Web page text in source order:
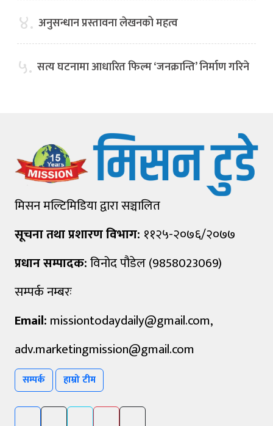
४. अनुसन्धान प्रस्तावना लेखनको महत्व
५. सत्य घटनामा आधारित फिल्म ‘जनक्रान्ति’ निर्माण गरिने
मिसन मल्टिमिडिया द्वारा सञ्चालित
सूचना तथा प्रशारण विभाग: ११२५-२०७६/२०७७
प्रधान सम्पादक:विनोद पौडेल (9858023069)
सम्पर्क नम्बरः
Email: missiontodaydaily@gmail.com,
adv.marketingmission@gmail.com
सम्पर्क हाम्रो टीम